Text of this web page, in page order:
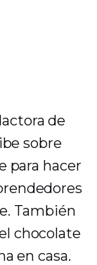
de
sobre
para hacer
También
chocolate
en casa.